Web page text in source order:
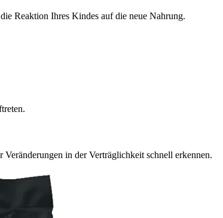
Reaktion Ihres Kindes auf die neue Nahrung.
in der Verträglichkeit schnell erkennen.